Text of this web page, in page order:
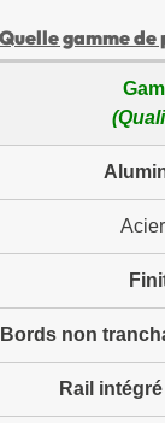
gamme de
Bords non
Rail